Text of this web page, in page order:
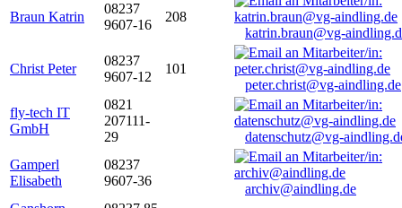
Braun Katrin
08237
9607-16
208
katrin.braun@vg-
Christ Peter
08237
9607-12
101
peter.christ@vg-aindling.de
fly-tech IT
GmbH
0821
207111-
29
datenschutz@vg-
Gamperl
Elisabeth
08237
9607-36
archiv@aindling.de